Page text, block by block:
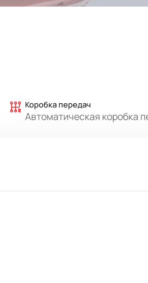
Коробка передач
Автоматическая коробка